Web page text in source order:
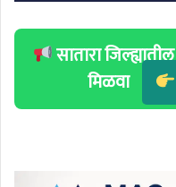
सातारा
मिळवा